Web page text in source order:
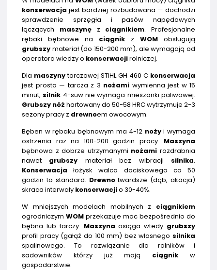
konserwacja jest bardziej rozbudowana — dochodzi
sprawdzenie sprzęgła i pasów napędowych
łączących maszynęz ciągnikiem. Profesjonalne
rębaki bębnowe na ciągnik z WOM obsługują
grubszy materiał (do 150-200 mm), ale wymagają od
operatora wiedzy o konserwacjirolniczej.
Dla maszynytarczowej STIHL GH 460 C konserwacja
jest prosta — tarcza z 3 nożami wymienna jest w 15
minut, silnik 4-suw nie wymaga mieszanki paliwowej.
Grubszy nóż hartowany do 50-58 HRC wytrzymuje 2-3
sezony pracy z drewnoem owocowym.
Bęben w rębaku bębnowym ma 4-12 nożyi wymaga
ostrzenia raz na 100-200 godzin pracy. Maszyna
bębnowa z dobrze utrzymanymi nożami rozdrabnia
nawet grubszy materiał bez wibracji silnika.
Konserwacja łożysk walca dociskowego co 50
godzin to standard. Drewnotwardsze (dąb, akacja)
skraca interwały konserwacjio 30-40%.
W mniejszych modelach mobilnych z ciągnikiem
ogrodniczym WOM przekazuje moc bezpośrednio do
bębna lub tarczy. Maszyna osiąga wtedy grubszy
profil pracy (gałąź do 100 mm) bez własnego silnika
spalinowego. To rozwiązanie dla rolników i
sadowników którzy już mają ciągnik w
gospodarstwie.